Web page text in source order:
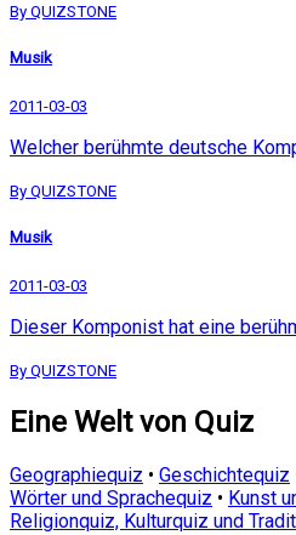
By QUIZSTONE
Musik
2011-03-03
Welcher berühmte deutsche
By QUIZSTONE
Musik
2011-03-03
Dieser Komponist hat eine
By QUIZSTONE
Eine Welt von Quiz
Geographiequiz • Geschichtequiz
Wörter und Sprachequiz • Kunst
Religionquiz, Kulturquiz und